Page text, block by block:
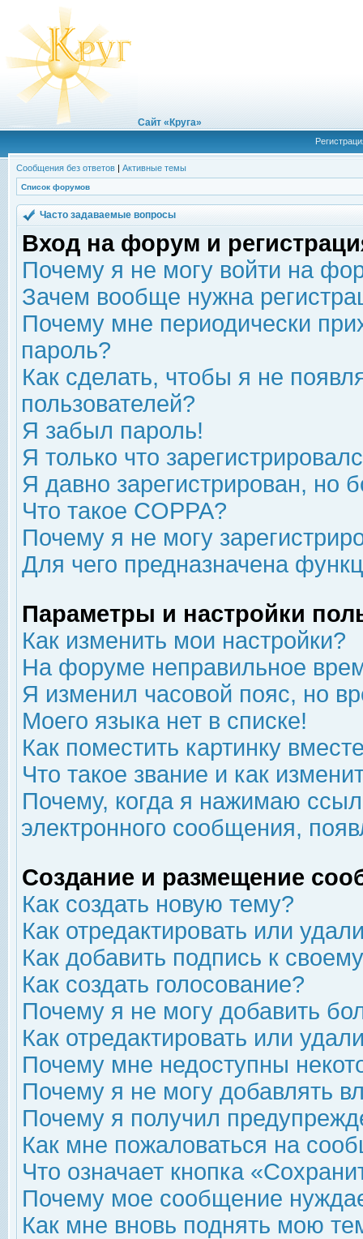
Сайт «Круга»
Сообщения без ответов | Активные темы
Список форумов
Часто задаваемые вопросы
Вход на форум и
Почему я не могу войти на
Зачем вообще нужна
Почему мне периодически
пароль?
Как сделать, чтобы я не
пользователей?
Я забыл пароль!
Я только что
Я давно зарегистрирован, но
Что такое COPPA?
Почему я не могу
Для чего предназначена
Параметры и настройки
Как изменить мои настройки?
На форуме неправильное
Я изменил часовой пояс, но
Моего языка нет в списке!
Как поместить картинку
Что такое звание и как
Почему, когда я нажимаю
электронного сообщения,
Создание и размещение
Как создать новую тему?
Как отредактировать или
Как добавить подпись к
Как создать голосование?
Почему я не могу добавить
Как отредактировать или
Почему мне недоступны
Почему я не могу добавлять
Почему я получил
Как мне пожаловаться на
Что означает кнопка
Почему мое сообщение
Как мне вновь поднять мою